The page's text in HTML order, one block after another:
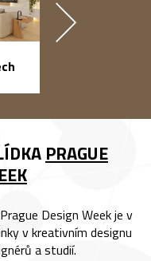
PRAGUE
Design Week je v
v kreativním designu
a studií.